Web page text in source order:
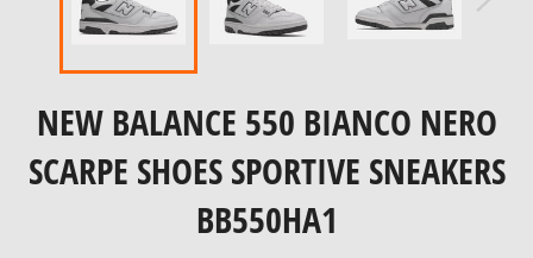
NEW BALANCE 550 BIANCO NERO
SCARPE SHOES SPORTIVE SNEAKERS
BB550HA1